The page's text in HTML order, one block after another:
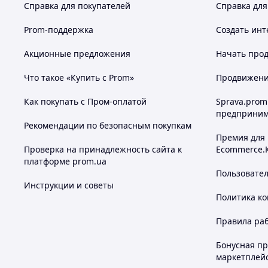
Справка для покупателей
Prom-поддержка
Акционные предложения
Что такое «Купить с Prom»
Как покупать с Пром-оплатой
Рекомендации по безопасным покупкам
Проверка на принадлежность сайта к
платформе prom.ua
Инструкции и советы
Справка
Создать
Начать
Премия для
Политика
Правила
Бонусная